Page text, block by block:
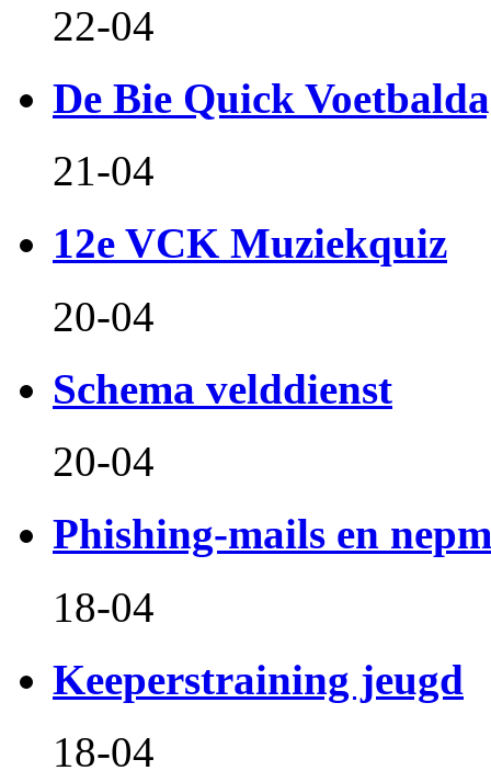
22-04
De Bie Quick
21-04
12e VCK Muziekquiz
20-04
Schema velddienst
20-04
Phishing-mails en
18-04
Keeperstraining jeugd
18-04